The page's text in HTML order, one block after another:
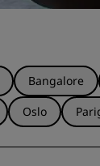
Bangalore
Oslo